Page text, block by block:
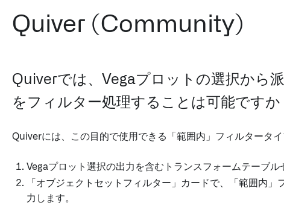
Quiver (Community)
Quiverでは、Vegaプロットの選択から
をフィルター処理することは可能ですか
Quiverには、この目的で使用できる「範囲内」フィルタータ
Vegaプロット選択の出力を含むトランスフォームテーブ
「オブジェクトセットフィルター」カードで、「範囲内
力します。